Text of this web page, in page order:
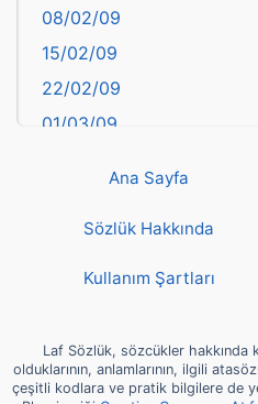
Bingöl
Bitlis
Bolu
Burdur
Çankırı
Çorum
deyim
Diyarbakır
08/02/09
15/02/09
22/02/09
01/03/09
22/03/09
19/04/09
Ana Sayfa
Sözlük Hakkında
Kullanım Şartları
Laf Sözlük, sözcükler hakkında
olduklarının, anlamlarının, ilgili
çeşitli kodlara ve pratik bilgilere de